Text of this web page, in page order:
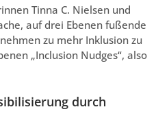
Tinna C. Nielsen und
auf drei Ebenen fußende
zu mehr Inklusion zu
„Inclusion Nudges“, also
durch